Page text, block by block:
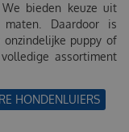
bieden keuze uit
Daardoor is
puppy of
assortiment
HONDENLUIERS